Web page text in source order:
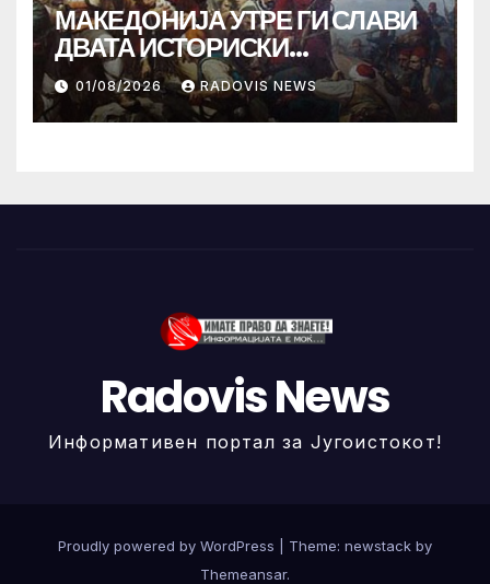
МАКЕДОНИЈА УТРЕ ГИ СЛАВИ
ДВАТА ИСТОРИСКИ
ИЛИНДЕНА!
01/08/2026 RADOVIS NEWS
Radovis News
Информативен портал за Југоистокот!
Proudly powered by WordPress
Theme: newstack by
Themeansar.